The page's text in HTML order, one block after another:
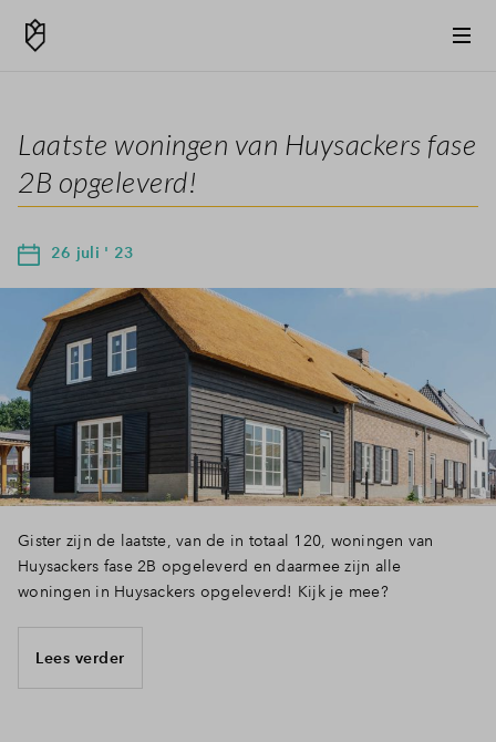
Laatste woningen van Huysackers fase
2B opgeleverd!
26 juli ' 23
Gister zijn de laatste, van de in totaal 120, woningen van
Huysackers fase 2B opgeleverd en daarmee zijn alle
woningen in Huysackers opgeleverd! Kijk je mee?
Lees verder